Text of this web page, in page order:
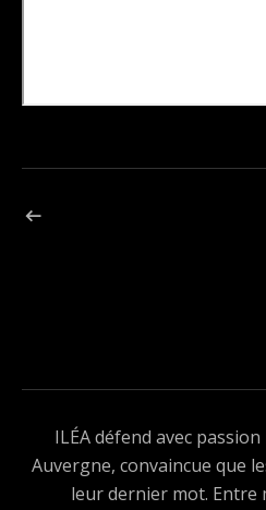
Navigation de
ILÉA défend avec
Auvergne, convaincue que
leur dernier mot.